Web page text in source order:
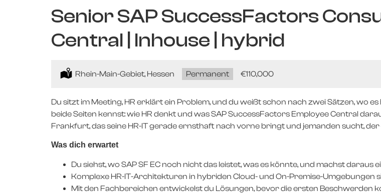
Senior SAP SuccessFactors
Central | Inhouse | hybrid
Location:
Rhein-Main-Gebiet, Hessen Type:
Permanent Salary:
€110,000
Du sitzt im Meeting, HR erklärt ein Problem, und du weißt schon nach zwei Sätzen, wo
beide Seiten kennst: wie HR denkt und was SAP SuccessFactors Employee Central
Frankfurt, das seine HR-IT gerade ernsthaft nach vorne bringt und jemanden sucht,
Was dich erwartet
Du siehst, wo SAP SF EC noch nicht das leistet, was es könnte, und machst daraus
Komplexe HR-IT-Architekturen in hybriden Cloud- und On-Premise-Umgebungen
Mit den Fachbereichen entwickelst du Lösungen, bevor die ersten Beschwerden